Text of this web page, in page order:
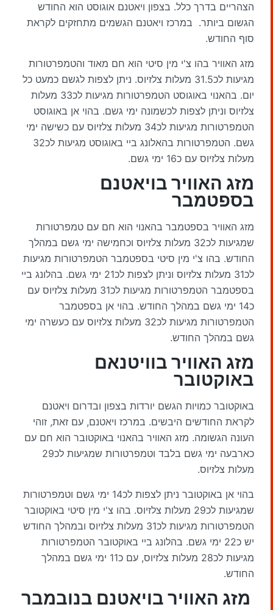
הצהריים בדרך כלל. בצפון ויאטנם אוגוסט הוא החודש
הגשום ביותר. במרכז ויאטנם הגשמים מתחזקים לקראת
סוף החודש.
מזג האוויר בהו צ'י מין סיטי הוא חם מאוד והטמפרטורות
מגיעות לכ31.5 מעלות צלזיוס. ניתן לצפות לגשם כמעט כל
יום. בהאנוי באוגוסט הטמפרטורות מגיעות לכ33 מעלות
צלזיוס וניתן לצפות לכשמונה ימי גשם. בהוי אן באוגוסט
הטמפרטורות מגיעות לכ34 מעלות צלזיוס עם כשישה ימי
גשם. הטמפרטורות בהאלונג ביי באוגוסט מגיעות לכ32
מעלות צלזיוס עם כ16 ימי גשם.
מזג האוויר בויאטנם
בספטמבר
מזג האוויר בספטמבר בהאנוי הוא חם עם טמפרטורות
שמגיעות לכ32 מעלות צלזיוס וכחמישה ימי גשם במהלך
החודש. בהו צ'י מין סיטי בספטמבר הטמפרטורות מגיעות
לכ31 מעלות צלזיוס וניתן לצפות לכ21 ימי גשם. בהלונג ביי
בספטמבר הטמפרטורות מגיעות לכ31 מעלות צלזיוס עם
כ14 ימי גשם במהלך החודש. בהוי אן בספטמבר
הטמפרטורות מגיעות לכ32 מעלות צלזיוס עם כעשרה ימי
גשם במהלך החודש.
מזג האוויר בוויטנאם
באוקטובר
באוקטובר כמויות הגשם יורדות בצפון ובדרום ויאטנם
לקראת החודשים היבשים. במרכז ויאטנם, עם זאת, זוהי
העונה הגשומה. מזג האוויר בהאנוי באוקטובר הוא חם עם
כארבעה ימי גשם בלבד וטמפרטורות שמגיעות לכ29
מעלות צלזיוס.
בהוי אן באוקטובר ניתן לצפות לכ14 ימי גשם וטמפרטורות
שמגיעות לכ29 מעלות צלזיוס. בהו צ'י מין סיטי באוקטובר
הטמפרטורות מגיעות לכ31 מעלות צלזיוס ובמהלך החודש
יש כ22 ימי גשם. בהלונג ביי באוקטובר הטמפרטורות
מגיעות לכ28 מעלות צלזיוס, עם כ11 ימי גשם במהלך
החודש.
מזג האוויר בויאטנם בנובמבר